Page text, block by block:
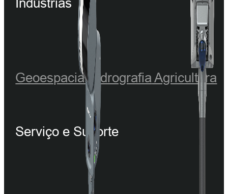
GeoespacialHidrografiaAgricultura
Serviço e Suporte